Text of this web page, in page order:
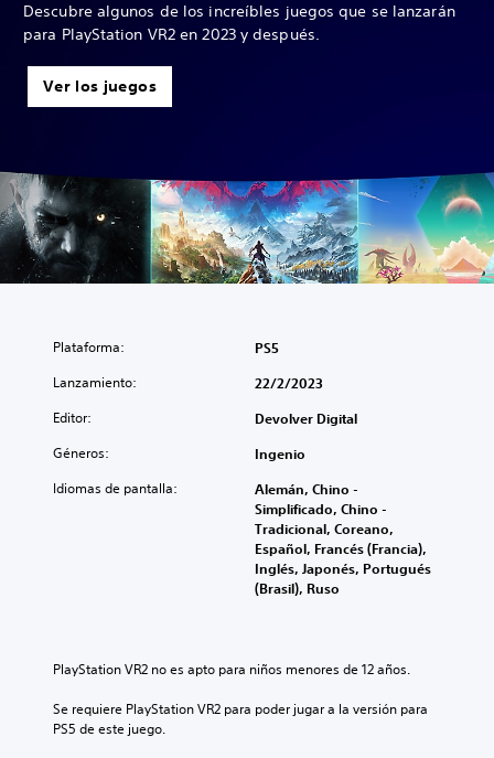
Descubre algunos de los increíbles juegos que se lanzarán
para PlayStation VR2 en 2023 y después.
Ver los juegos
Plataforma: PS5
Lanzamiento: 22/2/2023
Editor: Devolver Digital
Géneros: Ingenio
Idiomas de pantalla:
Alemán, Chino -
Simplificado, Chino -
Tradicional, Coreano,
Español, Francés (Francia),
Inglés, Japonés, Portugués
(Brasil), Ruso
PlayStation VR2 no es apto para niños menores de 12 años.
Se requiere PlayStation VR2 para poder jugar a la versión para
PS5 de este juego.